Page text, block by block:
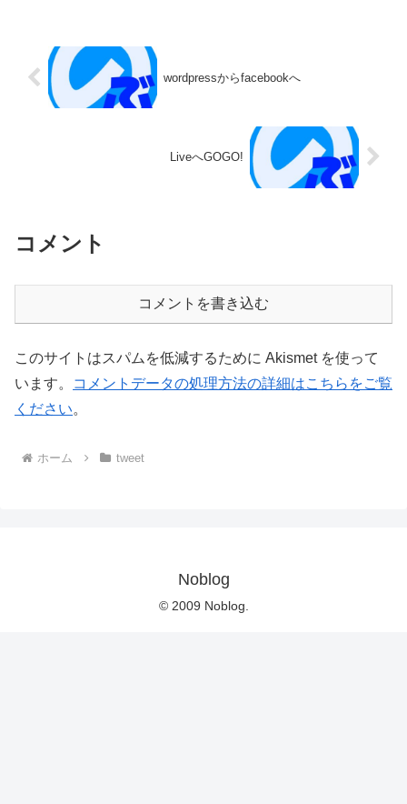
wordpressからfacebookへ
LiveへGOGO!
コメント
コメントを書き込む
このサイトはスパムを低減するために Akismet を使って
います。
コメントデータの処理方法の詳細はこちらをご覧
ください。
ホーム tweet
Noblog
© 2009 Noblog.